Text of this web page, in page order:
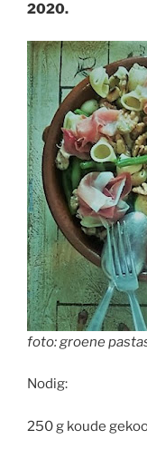
2020.
foto: groene
Nodig:
250 g koude